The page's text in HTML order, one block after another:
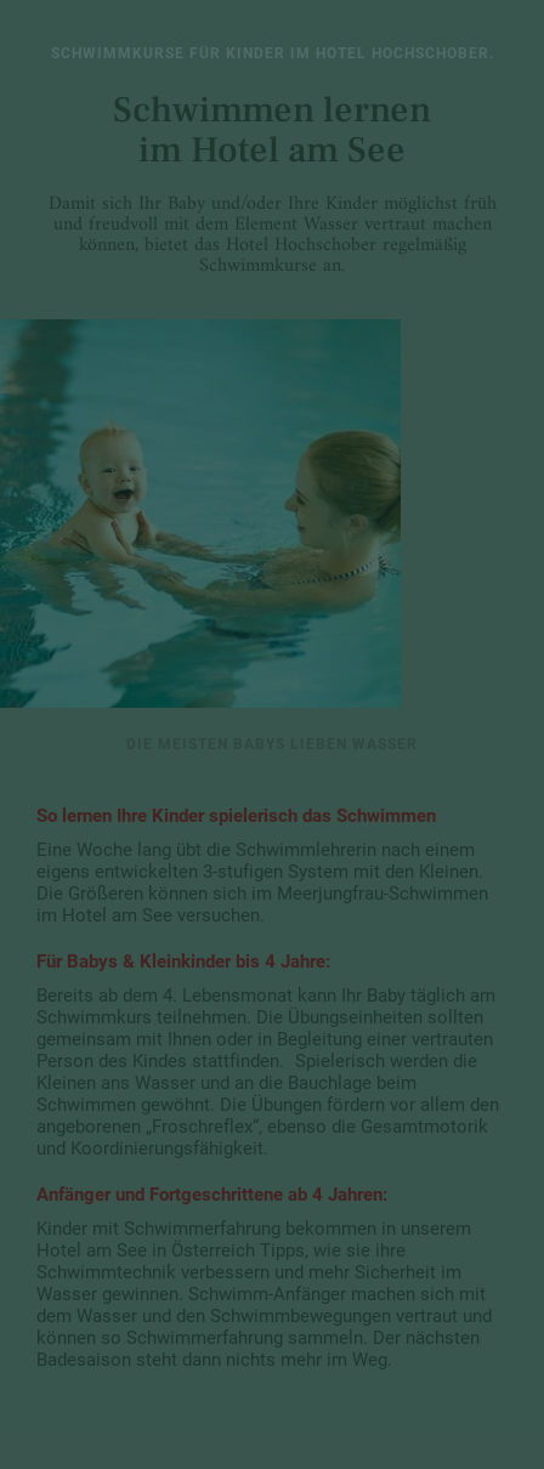
SCHWIMMKURSE FÜR KINDER IM HOTEL HOCHSCHOBER.
Schwimmen lernen
im Hotel am See
Damit sich Ihr Baby und/oder Ihre Kinder möglichst früh
und freudvoll mit dem Element Wasser vertraut machen
können, bietet das Hotel Hochschober regelmäßig
Schwimmkurse an.
So lernen Ihre Kinder spielerisch das Schwimmen
Eine Woche lang übt die Schwimmlehrerin nach einem
eigens entwickelten 3-stufigen System mit den Kleinen.
Die Größeren können sich im Meerjungfrau-Schwimmen
im Hotel am See versuchen.
Für Babys & Kleinkinder bis 4 Jahre:
Bereits ab dem 4. Lebensmonat kann Ihr Baby täglich am
Schwimmkurs teilnehmen. Die Übungseinheiten sollten
gemeinsam mit Ihnen oder in Begleitung einer vertrauten
Person des Kindes stattfinden. Spielerisch werden die
Kleinen ans Wasser und an die Bauchlage beim
Schwimmen gewöhnt. Die Übungen fördern vor allem den
angeborenen „Froschreflex“, ebenso die Gesamtmotorik
und Koordinierungsfähigkeit.
Anfänger und Fortgeschrittene ab 4 Jahren:
Kinder mit Schwimmerfahrung bekommen in unserem
Hotel am See in Österreich Tipps, wie sie ihre
Schwimmtechnik verbessern und mehr Sicherheit im
Wasser gewinnen. Schwimm-Anfänger machen sich mit
dem Wasser und den Schwimmbewegungen vertraut und
können so Schwimmerfahrung sammeln. Der nächsten
Badesaison steht dann nichts mehr im Weg.